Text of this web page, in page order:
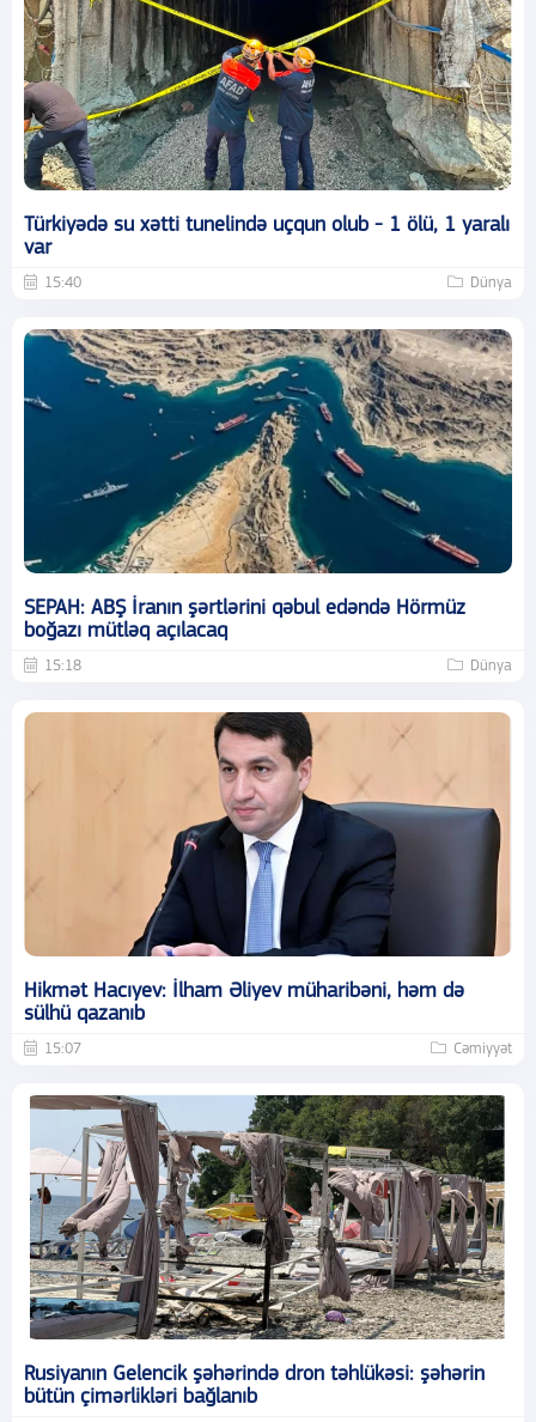
Türkiyədə su xətti tunelində uçqun olub - 1 ölü, 1 yaralı
var
15:40 Dünya
SEPAH: ABŞ İranın şərtlərini qəbul edəndə Hörmüz
boğazı mütləq açılacaq
15:18 Dünya
Hikmət Hacıyev: İlham Əliyev müharibəni, həm də
sülhü qazanıb
15:07 Cəmiyyət
Rusiyanın Gelencik şəhərində dron təhlükəsi: şəhərin
bütün çimərlikləri bağlanıb